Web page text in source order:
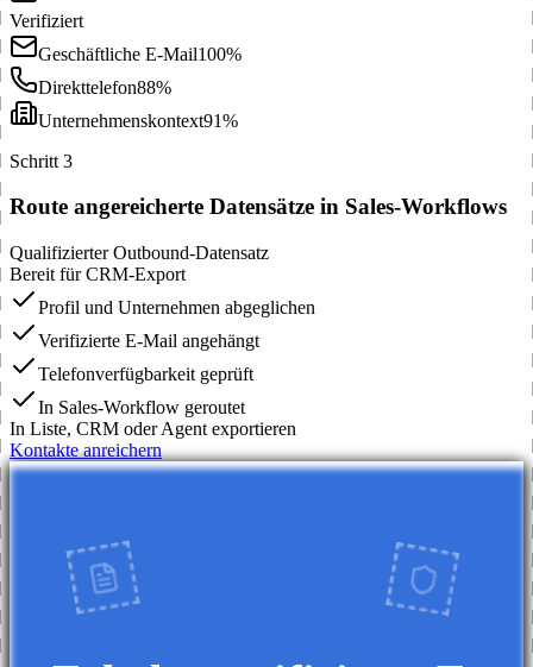
Verifiziert
Geschäftliche E-Mail100%
Direkttelefon88%
Unternehmenskontext91%
Schritt 3
Route angereicherte Datensätze in Sales-Workflows
Qualifizierter Outbound-Datensatz
Bereit für CRM-Export
Profil und Unternehmen abgeglichen
Verifizierte E-Mail angehängt
Telefonverfügbarkeit geprüft
In Sales-Workflow geroutet
In Liste, CRM oder Agent exportieren
Kontakte anreichern